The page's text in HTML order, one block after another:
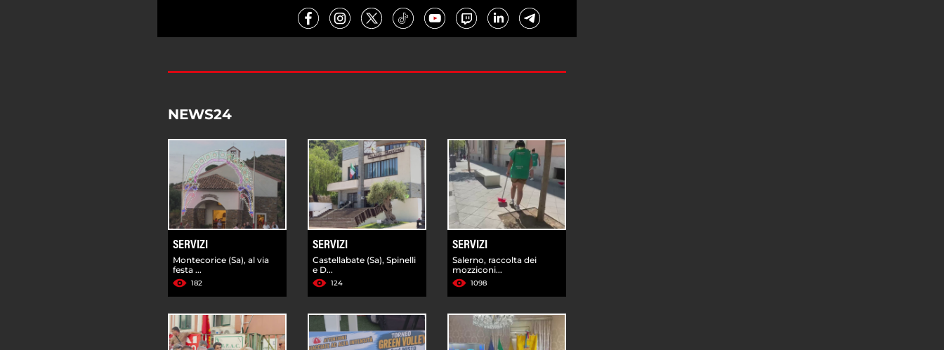
NEWS24
SERVIZI
Montecorice (Sa), al via
festa ...
182
SERVIZI
Castellabate (Sa), Spinelli
e D...
124
SERVIZI
Salerno, raccolta dei
mozziconi...
1098